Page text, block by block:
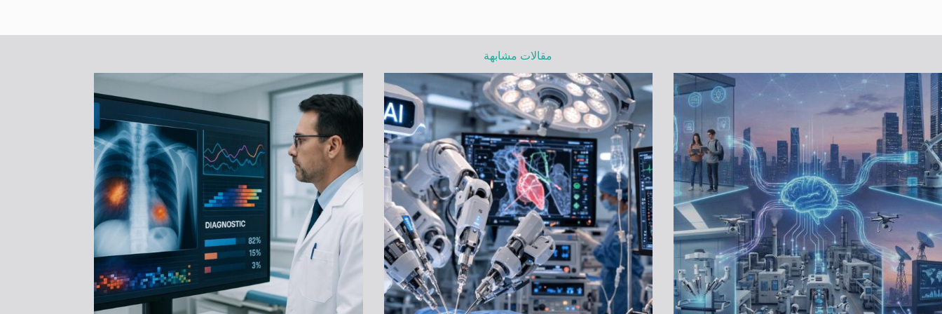
مقالات مشابهة